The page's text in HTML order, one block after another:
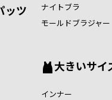
ッツ
ナイトブラ
モールドブラジャー
大きいサイ
インナー